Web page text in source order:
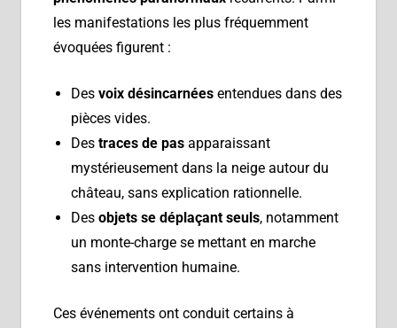
les manifestations les plus fréquemment
évoquées figurent :
Des voix désincarnéesentendues dans des
pièces vides.
Des traces de pasapparaissant
mystérieusement dans la neige autour du
château, sans explication rationnelle.
Des objets se déplaçant seuls, notamment
un monte-charge se mettant en marche
sans intervention humaine.
Ces événements ont conduit certains à